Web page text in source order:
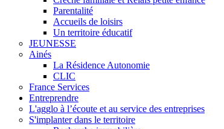
Parentalité
Accueils de loisirs
Un territoire éducatif
JEUNESSE
Ainés
La Résidence Autonomie
CLIC
France Services
Entreprendre
L'agglo à l’écoute et au service des entreprises
S'implanter dans le territoire